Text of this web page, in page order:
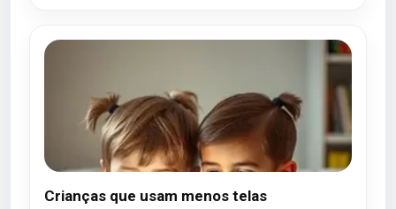
Crianças que usam menos telas